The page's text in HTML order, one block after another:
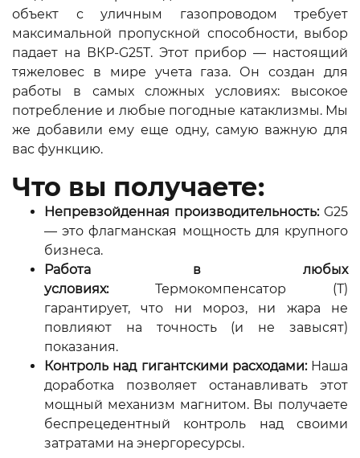
объект с уличным газопроводом требует
максимальной пропускной способности, выбор
падает на ВКР-G25T. Этот прибор — настоящий
тяжеловес в мире учета газа. Он создан для
работы в самых сложных условиях: высокое
потребление и любые погодные катаклизмы. Мы
же добавили ему еще одну, самую важную для
вас функцию.
Что вы получаете:
Непревзойденная производительность:G25
— это флагманская мощность для крупного
бизнеса.
Работа в любых
условиях:Термокомпенсатор (Т)
гарантирует, что ни мороз, ни жара не
повлияют на точность (и не завысят)
показания.
Контроль над гигантскими расходами:Наша
доработка позволяет останавливать этот
мощный механизм магнитом. Вы получаете
беспрецедентный контроль над своими
затратами на энергоресурсы.